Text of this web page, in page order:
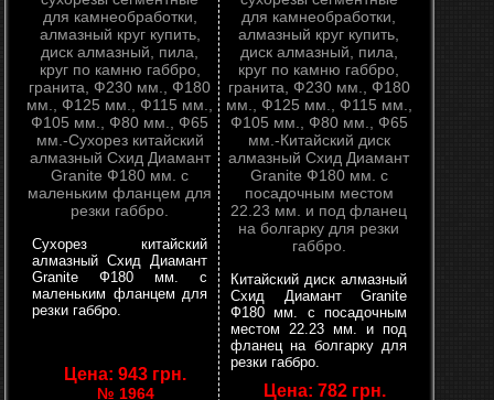
Сухорез китайский
алмазный Схид Диамант
Granite Ф180 мм. с
маленьким фланцем для
резки габбро.
Цена: 943 грн.
№ 1964
Китайский диск алмазный
Схид Диамант Granite
Ф180 мм. с посадочным
местом 22.23 мм. и под
фланец на болгарку для
резки габбро.
Цена: 782 грн.